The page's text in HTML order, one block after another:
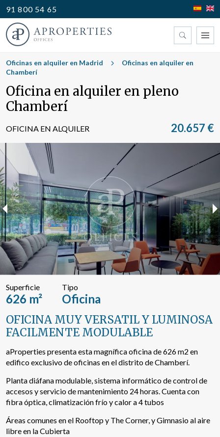
91 800 54 65
Encuentre su oficina
Tipo
Buscar por texto o referencia
Búsqueda avanzada
Oficinas en alquiler en Madrid
Oficinas en alquiler en
Chamberí
Oficina en alquiler en pleno
Chamberí
OFICINA EN ALQUILER 20.657 €
Superficie
626 m²
Tipo
Oficina
OFICINA MUY VERSATIL Y LUMINOSA
FACILMENTE MODULABLE
aProperties presenta esta magnífica oficina de 626 m2 en
edifico exclusivo de oficinas en el distrito de Chamberí.
Planta diáfana modulable, sistema informático de control de
accesos y servicio de mantenimiento 24 horas. Cuenta con
fibra óptica, climatización frío y calor a 4 tubos
Áreas comunes en el Rooftop y The Corner, y Gimnasio al aire
libre en la Cubierta